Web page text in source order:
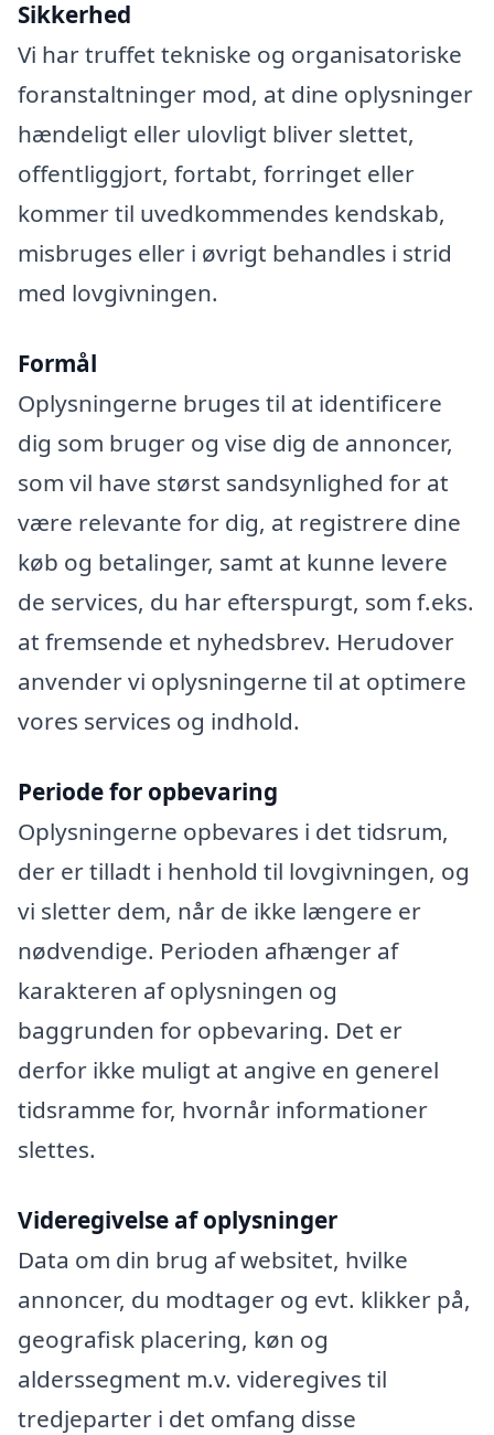
Sikkerhed
Vi har truffet tekniske og organisatoriske
foranstaltninger mod, at dine oplysninger
hændeligt eller ulovligt bliver slettet,
offentliggjort, fortabt, forringet eller
kommer til uvedkommendes kendskab,
misbruges eller i øvrigt behandles i strid
med lovgivningen.
Formål
Oplysningerne bruges til at identificere
dig som bruger og vise dig de annoncer,
som vil have størst sandsynlighed for at
være relevante for dig, at registrere dine
køb og betalinger, samt at kunne levere
de services, du har efterspurgt, som f.eks.
at fremsende et nyhedsbrev. Herudover
anvender vi oplysningerne til at optimere
vores services og indhold.
Periode for opbevaring
Oplysningerne opbevares i det tidsrum,
der er tilladt i henhold til lovgivningen, og
vi sletter dem, når de ikke længere er
nødvendige. Perioden afhænger af
karakteren af oplysningen og
baggrunden for opbevaring. Det er
derfor ikke muligt at angive en generel
tidsramme for, hvornår informationer
slettes.
Videregivelse af oplysninger
Data om din brug af websitet, hvilke
annoncer, du modtager og evt. klikker på,
geografisk placering, køn og
alderssegment m.v. videregives til
tredjeparter i det omfang disse